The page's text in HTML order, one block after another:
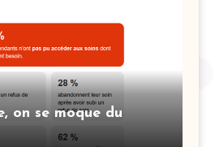
on se moque du